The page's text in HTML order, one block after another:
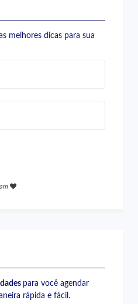
melhores dicas para sua
para você agendar
rápida e fácil.